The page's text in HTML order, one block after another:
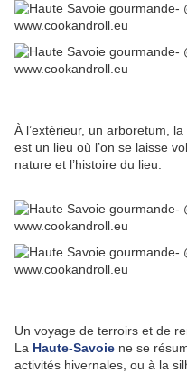
À l’extérieur, un arboretum,
est un lieu où l’on se laisse
nature et l’histoire du lieu.
Un voyage de terroirs et de
La Haute-Savoie ne se
activités hivernales, ou à la